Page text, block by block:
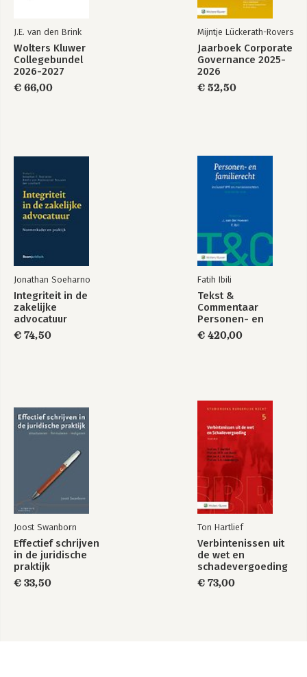
J.E. van den Brink
Wolters Kluwer
Collegebundel
2026-2027
€ 66,00
Mijntje Lückerath-Rovers
Jaarboek Corporate
Governance 2025-
2026
€ 52,50
Jonathan Soeharno
Integriteit in de
zakelijke
advocatuur
€ 74,50
Fatih Ibili
Tekst &
Commentaar
Personen- en
Familierecht
€ 420,00
Joost Swanborn
Effectief schrijven
in de juridische
praktijk
€ 33,50
Ton Hartlief
Verbintenissen uit
de wet en
schadevergoeding
€ 73,00